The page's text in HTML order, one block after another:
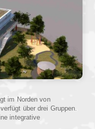
im Norden von
über drei Gruppen.
integrative